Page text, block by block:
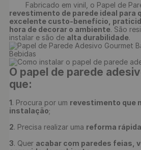
Fabricado em vinil, o Papel de
revestimento de parede ideal para
excelente custo-benefício,
hora de decorar o ambiente. São
instalar e são de alta durabilidade
O papel de parede
que:
1. Procura por um revestimento que
instalação;
2. Precisa realizar uma reforma
3. Quer acabar com paredes feias,